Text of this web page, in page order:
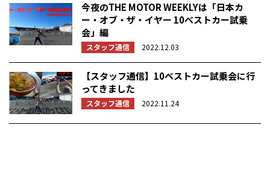
今夜のTHE MOTOR WEEKLYは「日本カ
ー・オブ・ザ・イヤー 10ベストカー試乗
会」編
スタッフ通信 2022.12.03
【スタッフ通信】10ベストカー試乗会に行
ってきました
スタッフ通信 2022.11.24